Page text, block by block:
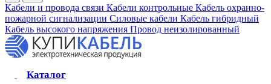
Кабели и провода связи Кабели контрольные Кабель охранно-
пожарной сигнализации Силовые кабели Кабель гибридный
Кабель высокого напряжения Провод неизолированный
Каталог